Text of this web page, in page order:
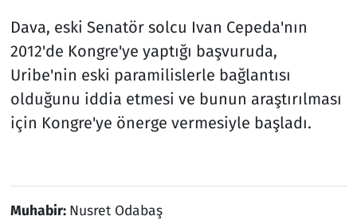
Dava, eski Senatör solcu Ivan Cepeda'nın
2012'de Kongre'ye yaptığı başvuruda,
Uribe'nin eski paramilislerle bağlantısı
olduğunu iddia etmesi ve bunun araştırılması
için Kongre'ye önerge vermesiyle başladı.
Muhabir: Nusret Odabaş